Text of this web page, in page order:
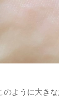
ように大き